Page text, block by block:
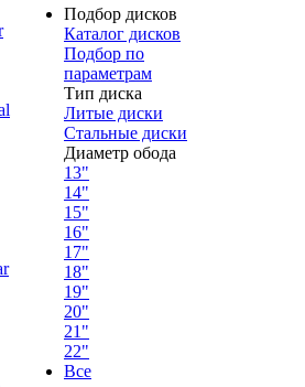
Подбор дисков
Каталог дисков
Подбор по
параметрам
Тип диска
Литые диски
Стальные диски
Диаметр обода
13"
14"
15"
16"
17"
18"
19"
20"
21"
22"
Все